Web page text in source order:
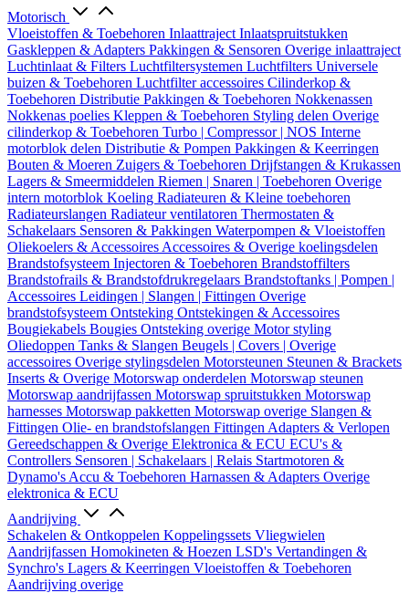
Motorisch
Vloeistoffen & Toebehoren Inlaattraject Inlaatspruitstukken
Gaskleppen & Adapters Pakkingen & Sensoren Overige inlaattraject
Luchtinlaat & Filters Luchtfiltersystemen Luchtfilters Universele
buizen & Toebehoren Luchtfilter accessoires Cilinderkop &
Toebehoren Distributie Pakkingen & Toebehoren Nokkenassen
Nokkenas poelies Kleppen & Toebehoren Styling delen Overige
cilinderkop & Toebehoren Turbo | Compressor | NOS Interne
motorblok delen Distributie & Pompen Pakkingen & Keerringen
Bouten & Moeren Zuigers & Toebehoren Drijfstangen & Krukassen
Lagers & Smeermiddelen Riemen | Snaren | Toebehoren Overige
intern motorblok Koeling Radiateuren & Kleine toebehoren
Radiateurslangen Radiateur ventilatoren Thermostaten &
Schakelaars Sensoren & Pakkingen Waterpompen & Vloeistoffen
Oliekoelers & Accessoires Accessoires & Overige koelingsdelen
Brandstofsysteem Injectoren & Toebehoren Brandstoffilters
Brandstofrails & Brandstofdrukregelaars Brandstoftanks | Pompen |
Accessoires Leidingen | Slangen | Fittingen Overige
brandstofsysteem Ontsteking Ontstekingen & Accessoires
Bougiekabels Bougies Ontsteking overige Motor styling
Oliedoppen Tanks & Slangen Beugels | Covers | Overige
accessoires Overige stylingsdelen Motorsteunen Steunen & Brackets
Inserts & Overige Motorswap onderdelen Motorswap steunen
Motorswap aandrijfassen Motorswap spruitstukken Motorswap
harnesses Motorswap pakketten Motorswap overige Slangen &
Fittingen Olie- en brandstofslangen Fittingen Adapters & Verlopen
Gereedschappen & Overige Elektronica & ECU ECU's &
Controllers Sensoren | Schakelaars | Relais Startmotoren &
Dynamo's Accu & Toebehoren Harnassen & Adapters Overige
elektronica & ECU
Aandrijving
Schakelen & Ontkoppelen Koppelingssets Vliegwielen
Aandrijfassen Homokineten & Hoezen LSD's Vertandingen &
Synchro's Lagers & Keerringen Vloeistoffen & Toebehoren
Aandrijving overige